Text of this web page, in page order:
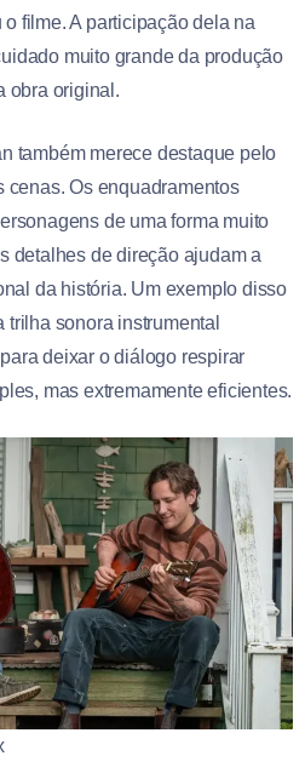
filme. A participação dela na
muito grande da produção
obra original.
também merece destaque pelo
cenas. Os enquadramentos
de uma forma muito
detalhes de direção ajudam a
da história. Um exemplo disso
sonora instrumental
deixar o diálogo respirar
mas extremamente eficientes.